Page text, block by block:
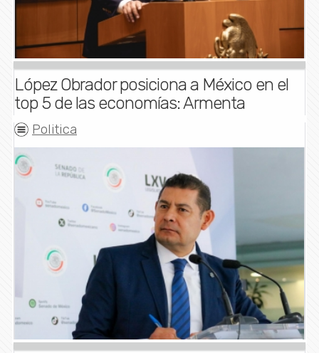
López Obrador posiciona a México en el
top 5 de las economías: Armenta
Politica